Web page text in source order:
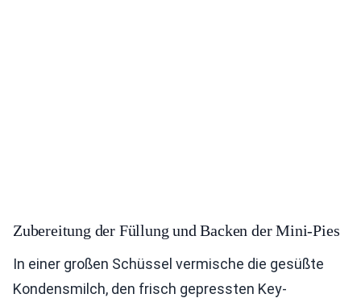
Zubereitung der Füllung und Backen der Mini-Pies
In einer großen Schüssel vermische die gesüßte
Kondensmilch, den frisch gepressten Key-